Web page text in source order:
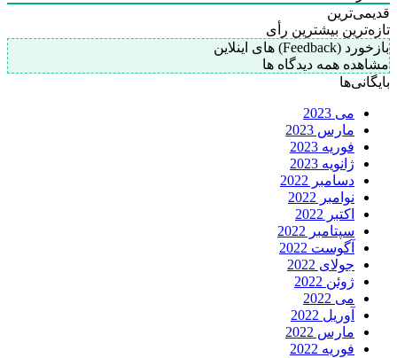
قدیمی‌ترین
تازه‌ترین بیشترین رأی
بازخورد (Feedback) های اینلاین
مشاهده همه دیدگاه ها
بایگانی‌ها
می 2023
مارس 2023
فوریه 2023
ژانویه 2023
دسامبر 2022
نوامبر 2022
اکتبر 2022
سپتامبر 2022
آگوست 2022
جولای 2022
ژوئن 2022
می 2022
آوریل 2022
مارس 2022
فوریه 2022